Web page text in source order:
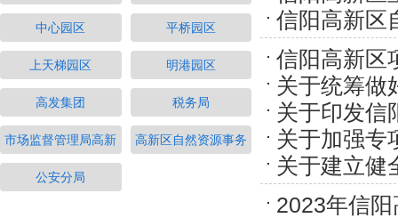
中心园区 平桥园区
上天梯园区 明港园区
高发集团 税务局
市场监督管理局高新 高新区自然资源事务
公安分局
信阳高新区
则信阳高新区
关于统筹做
障的通知
关于印发信
通知
关于加强专
关于建立健
案2023年信